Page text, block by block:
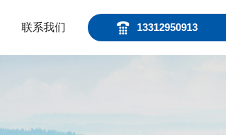
13312950913
联系我们